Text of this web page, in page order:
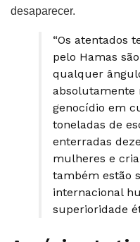
desaparecer.
“Os atentados
pelo Hamas
qualquer
absolutamente
genocídio em
toneladas de
enterradas
mulheres e
também estão
internacional
superioridade